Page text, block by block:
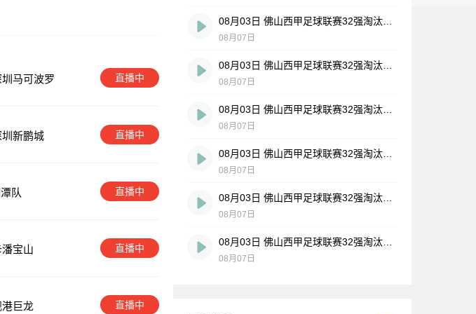
圳马可波罗 直播中
圳新鹏城 直播中
队 直播中
宝山 直播中
港巨龙 直播中
08月07日
08月07日
08月07日
08月07日
08月07日
08月07日